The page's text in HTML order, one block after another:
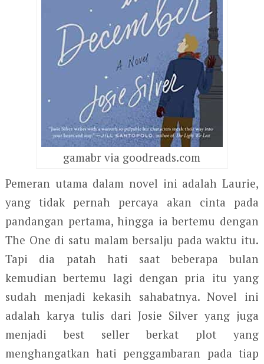
gamabr via goodreads.com
Pemeran utama dalam novel ini adalah Laurie,
yang tidak pernah percaya akan cinta pada
pandangan pertama, hingga ia bertemu dengan
The One di satu malam bersalju pada waktu itu.
Tapi dia patah hati saat beberapa bulan
kemudian bertemu lagi dengan pria itu yang
sudah menjadi kekasih sahabatnya. Novel ini
adalah karya tulis dari Josie Silver yang juga
menjadi best seller berkat plot yang
menghangatkan hati penggambaran pada tiap